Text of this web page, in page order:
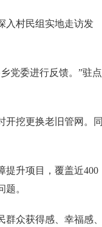
入村民组实地走访发
党委进行反馈。”驻点
开挖更换老旧管网。同
提升项目，覆盖近400
。
众获得感、幸福感、